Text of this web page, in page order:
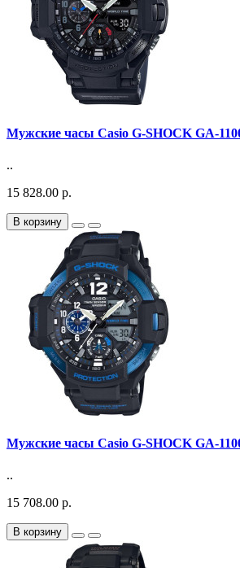
Мужские часы Casio G-SHOCK GA-
..
15 828.00 р.
В корзину
Мужские часы Casio G-SHOCK GA-
..
15 708.00 р.
В корзину